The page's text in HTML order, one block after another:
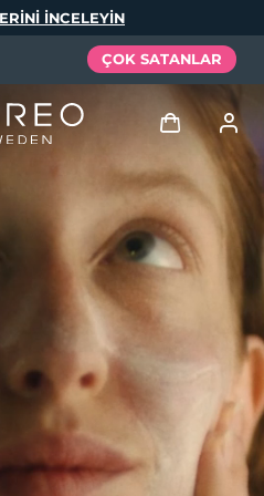
INCELEYIN
ÇOK SATANLAR
Giriş
Kullanici profi̇li̇
Cihazlarım
Siparişlerim
Adresim
Aboneliklerim
Elixir
Set
Español
Русский
繁體中文